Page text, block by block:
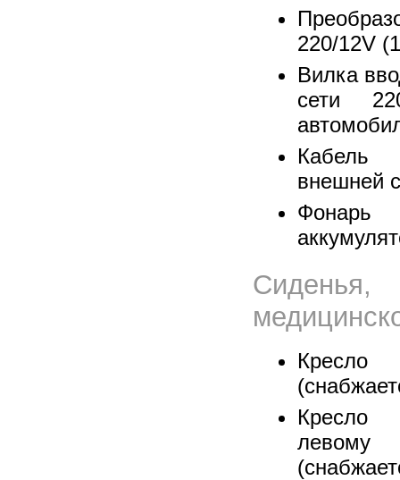
220/12V
Вилка
сети
Кабель
внешней
Сиденья,
Кресло
Кресло